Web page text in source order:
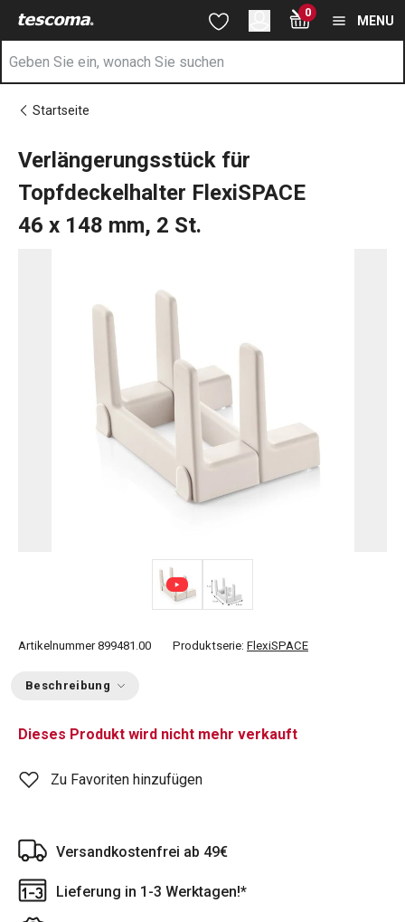
Sie befinden sich auf der Verlängerungsstück für
Zum Hauptinhalt springen
Zur Suche springen
Zur Navigation springen 0
MENU
Startseite
Verlängerungsstück für
Topfdeckelhalter FlexiSPACE
46 x 148 mm, 2 St.
Artikelnummer 899481.00 Produktserie: FlexiSPACE
Beschreibung
Dieses Produkt wird nicht mehr verkauft
Zu Favoriten hinzufügen
Versandkostenfrei ab 49€
Lieferung in 1-3 Werktagen!*